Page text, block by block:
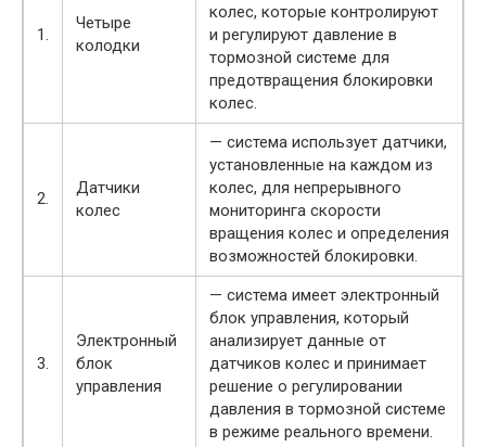
1.
Четыре
колодки
колес, которые контролируют
и регулируют давление в
тормозной системе для
предотвращения блокировки
колес.
2.
Датчики
колес
— система использует датчики,
установленные на каждом из
колес, для непрерывного
мониторинга скорости
вращения колес и определения
возможностей блокировки.
3.
Электронный
блок
управления
— система имеет электронный
блок управления, который
анализирует данные от
датчиков колес и принимает
решение о регулировании
давления в тормозной системе
в режиме реального времени.